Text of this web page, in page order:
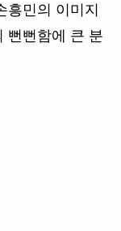
흥민의 이미지
뻔뻔함에 큰 분